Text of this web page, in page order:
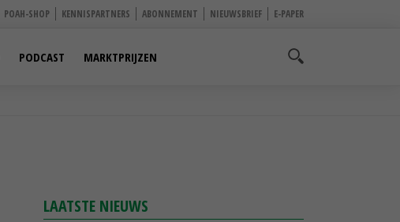
POAH-SHOP KENNISPARTNERS ABONNEMENT NIEUWSBRIEF E-PAPER
PODCAST MARKTPRIJZEN
LAATSTE NIEUWS